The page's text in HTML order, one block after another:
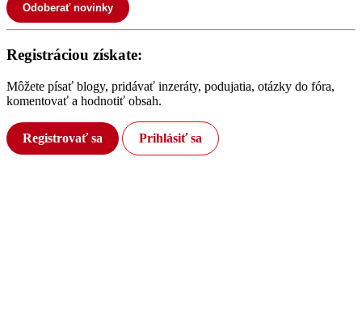
Odoberať novinky
Registráciou získate:
Môžete písať blogy, pridávať inzeráty, podujatia, otázky do fóra,
komentovať a hodnotiť obsah.
Registrovať sa Prihlásiť sa